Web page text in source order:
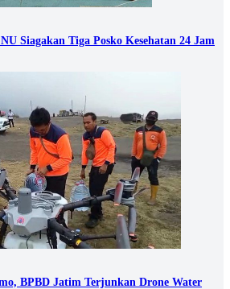
Siagakan Tiga Posko Kesehatan 24 Jam
BPBD Jatim Terjunkan Drone Water